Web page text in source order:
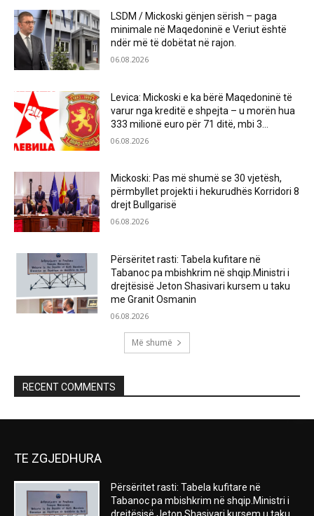
LSDM / Mickoski gënjen sërish – paga
minimale në Maqedoninë e Veriut është
ndër më të dobëtat në rajon.
06.08.2026
Levica: Mickoski e ka bërë Maqedoninë të
varur nga kreditë e shpejta – u morën hua
333 milionë euro për 71 ditë, mbi 3...
06.08.2026
Mickoski: Pas më shumë se 30 vjetësh,
përmbyllet projekti i hekurudhës Korridori 8
drejt Bullgarisë
06.08.2026
Përsëritet rasti: Tabela kufitare në
Tabanoc pa mbishkrim në shqip.Ministri i
drejtësisë Jeton Shasivari kursem u taku
me Granit Osmanin
06.08.2026
Më shumë
RECENT COMMENTS
TE ZGJEDHURA
Përsëritet rasti: Tabela kufitare në
Tabanoc pa mbishkrim në shqip.Ministri i